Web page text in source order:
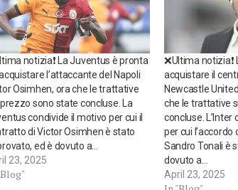
notizia❗ La Juventus è pronta
l’attaccante del Napoli
Osimhen, ora che le trattative
sono state concluse. La
condivide il motivo per cui il
di Victor Osimhen è stato
ed è dovuto a…
23, 2025
❌Ultima
acquistare il
Newcastle
che le trattative
concluse. L’Inter
per cui
Sandro Tonali è
dovuto a…
April 23, 2025